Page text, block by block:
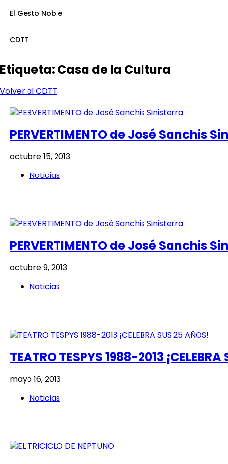
El Gesto Noble
CDTT
Etiqueta: Casa de la Cultura
Volver al CDTT
PERVERTIMENTO de José Sanchis
octubre 15, 2013
Noticias
PERVERTIMENTO de José Sanchis
octubre 9, 2013
Noticias
TEATRO TESPYS 1988-2013
mayo 16, 2013
Noticias